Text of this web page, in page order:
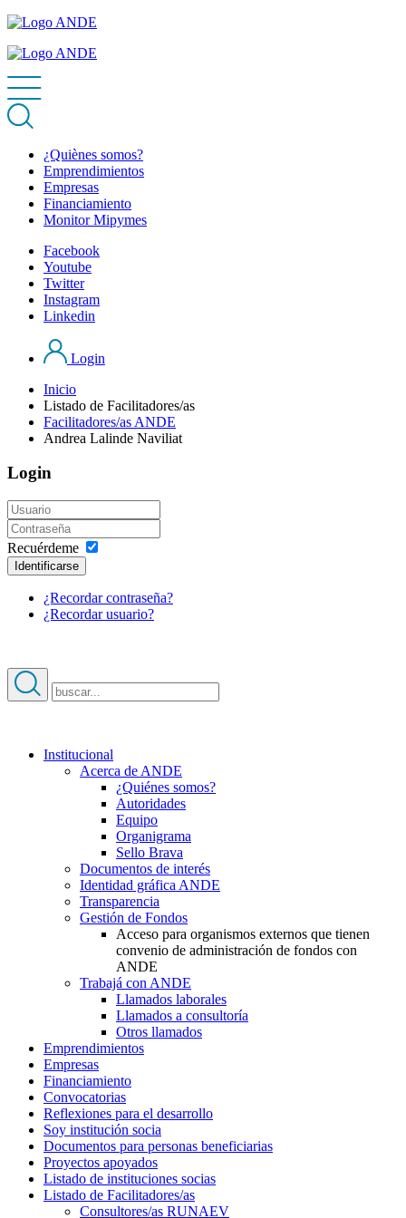
¿Quiènes somos?
Emprendimientos
Empresas
Financiamiento
Monitor Mipymes
Facebook
Youtube
Twitter
Instagram
Linkedin
Login
Inicio
Listado de Facilitadores/as
Facilitadores/as ANDE
Andrea Lalinde Naviliat
Login
Recuérdeme
Identificarse
¿Recordar contraseña?
¿Recordar usuario?
Institucional
Acerca de ANDE
¿Quiénes somos?
Autoridades
Equipo
Organigrama
Sello Brava
Documentos de interés
Identidad gráfica ANDE
Transparencia
Gestión de Fondos
Acceso para organismos externos que tienen
convenio de administración de fondos con
ANDE
Trabajá con ANDE
Llamados laborales
Llamados a consultoría
Otros llamados
Emprendimientos
Empresas
Financiamiento
Convocatorias
Reflexiones para el desarrollo
Soy institución socia
Documentos para personas beneficiarias
Proyectos apoyados
Listado de instituciones socias
Listado de Facilitadores/as
Consultores/as RUNAEV